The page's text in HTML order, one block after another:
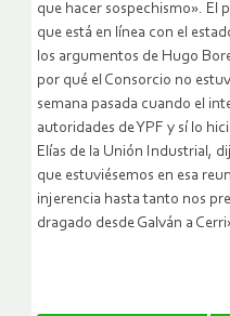
que hacer sospechismo». El
que está en línea con el
los argumentos de Hugo
por qué el Consorcio no
semana pasada cuando el
autoridades de YPF y sí lo
Elías de la Unión Industrial,
que estuviésemos en esa
injerencia hasta tanto nos
dragado desde Galván a